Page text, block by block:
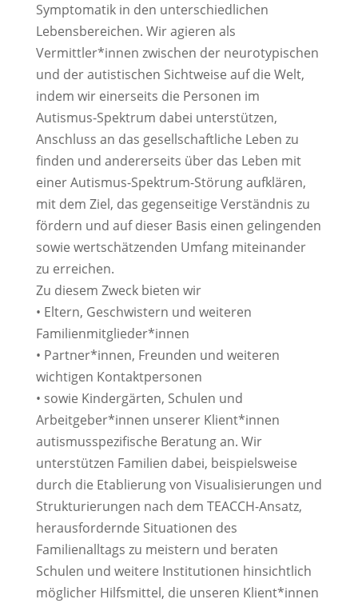
Symptomatik in den unterschiedlichen
Lebensbereichen. Wir agieren als
Vermittler*innen zwischen der neurotypischen
und der autistischen Sichtweise auf die Welt,
indem wir einerseits die Personen im
Autismus-Spektrum dabei unterstützen,
Anschluss an das gesellschaftliche Leben zu
finden und andererseits über das Leben mit
einer Autismus-Spektrum-Störung aufklären,
mit dem Ziel, das gegenseitige Verständnis zu
fördern und auf dieser Basis einen gelingenden
sowie wertschätzenden Umfang miteinander
zu erreichen.
Zu diesem Zweck bieten wir
• Eltern, Geschwistern und weiteren
Familienmitglieder*innen
• Partner*innen, Freunden und weiteren
wichtigen Kontaktpersonen
• sowie Kindergärten, Schulen und
Arbeitgeber*innen unserer Klient*innen
autismusspezifische Beratung an. Wir
unterstützen Familien dabei, beispielsweise
durch die Etablierung von Visualisierungen und
Strukturierungen nach dem TEACCH-Ansatz,
herausfordernde Situationen des
Familienalltags zu meistern und beraten
Schulen und weitere Institutionen hinsichtlich
möglicher Hilfsmittel, die unseren Klient*innen